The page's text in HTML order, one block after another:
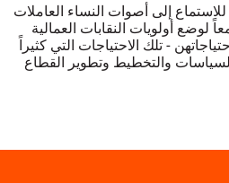
إلى أصوات النساء العاملات
لوضع أولويات النقابات العمالية
- تلك الاحتياجات التي كثيراً
والتخطيط وتطوير القطاع